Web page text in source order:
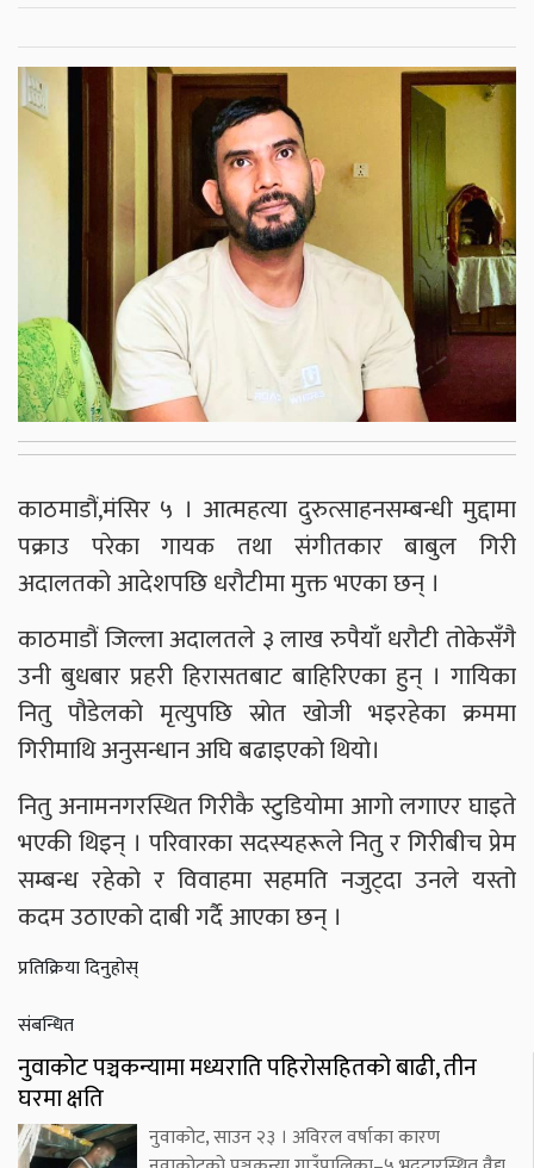
काठमाडौं,मंसिर ५ । आत्महत्या दुरुत्साहनसम्बन्धी मुद्दामा
पक्राउ परेका गायक तथा संगीतकार बाबुल गिरी
अदालतको आदेशपछि धरौटीमा मुक्त भएका छन् ।
काठमाडौं जिल्ला अदालतले ३ लाख रुपैयाँ धरौटी तोकेसँगै
उनी बुधबार प्रहरी हिरासतबाट बाहिरिएका हुन् । गायिका
नितु पौडेलको मृत्युपछि स्रोत खोजी भइरहेका क्रममा
गिरीमाथि अनुसन्धान अघि बढाइएको थियो।
नितु अनामनगरस्थित गिरीकै स्टुडियोमा आगो लगाएर घाइते
भएकी थिइन् । परिवारका सदस्यहरूले नितु र गिरीबीच प्रेम
सम्बन्ध रहेको र विवाहमा सहमति नजुट्दा उनले यस्तो
कदम उठाएको दाबी गर्दै आएका छन् ।
प्रतिक्रिया दिनुहोस्
संबन्धित
नुवाकोट पञ्चकन्यामा मध्यराति पहिरोसहितको बाढी, तीन
घरमा क्षति
नुवाकोट, साउन २३ । अविरल वर्षाका कारण